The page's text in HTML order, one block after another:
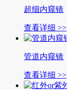
超细内窥镜
查看详细 >>
管道内窥镜
查看详细 >>